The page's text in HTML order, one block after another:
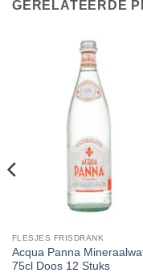
GERELATEERDE
FLESJES FRISDRANK
Acqua Panna
75cl Doos 12 Stuks